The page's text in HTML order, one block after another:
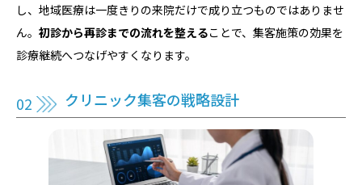
し、地域医療は一度きりの来院だけで成り立つものではありませ
ん。 初診から再診までの流れを整えることで、集客施策の効果を
診療継続へつなげやすくなります。
クリニック集客の戦略設計